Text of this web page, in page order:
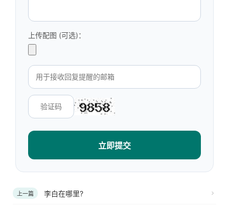
上传配图 (可选)：
立即提交
上一篇 李白在哪里?